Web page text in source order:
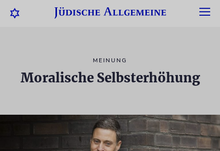
MEINUNG
Moralische Selbsterhöhung